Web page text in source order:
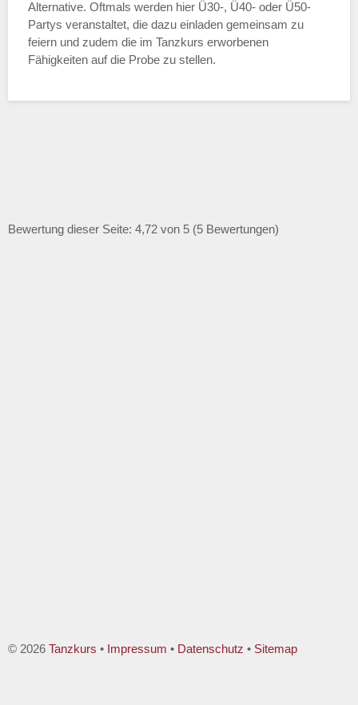
Alternative. Oftmals werden hier Ü30-, Ü40- oder Ü50-
Partys veranstaltet, die dazu einladen gemeinsam zu
feiern und zudem die im Tanzkurs erworbenen
Fähigkeiten auf die Probe zu stellen.
Bewertung dieser Seite: 4,72 von 5 (5 Bewertungen)
© 2026 Tanzkurs • Impressum • Datenschutz • Sitemap